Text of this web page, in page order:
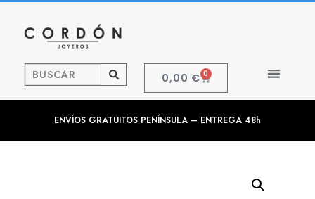
0,00 € 0
ENVÍOS GRATUITOS PENÍNSULA – ENTREGA 48h